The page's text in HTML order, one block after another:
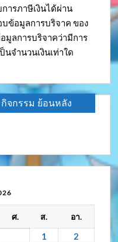
ารภาษีเงินได้ผ่าน
บข้อมูลการบริจาค ของ
มูลการบริจาคว่ามีการ
จำนวนเงินเท่าใด
จกรรม ย้อนหลัง
ศ. ส. อา.
1
2